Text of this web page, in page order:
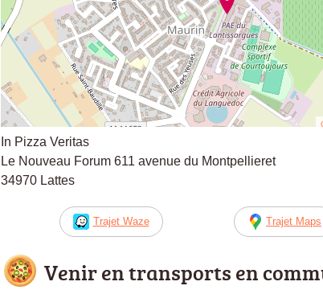
In Pizza Veritas
Le Nouveau Forum 611 avenue du Montpellieret
34970 Lattes
Trajet Waze Trajet Maps
Venir en transports en